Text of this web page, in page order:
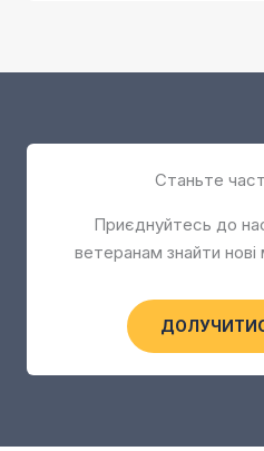
Станьте
Приєднуйтесь до
ветеранам знайти